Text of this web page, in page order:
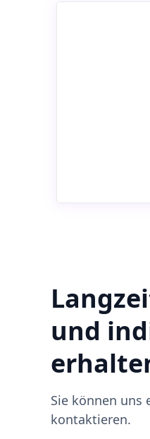
und
Sie können uns
kontaktieren.